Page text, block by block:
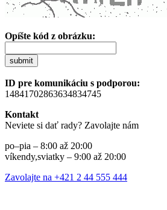
Opíšte kód z obrázku:
submit
ID pre komunikáciu s podporou:
14841702863634834745
Kontakt
Neviete si dať rady? Zavolajte nám
po–pia – 8:00 až 20:00
víkendy,sviatky – 9:00 až 20:00
Zavolajte na +421 2 44 555 444